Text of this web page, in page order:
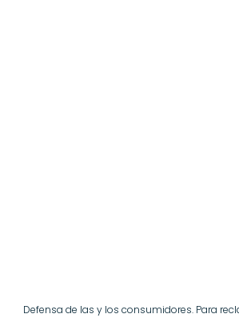
Defensa de las y los consumidores. Para